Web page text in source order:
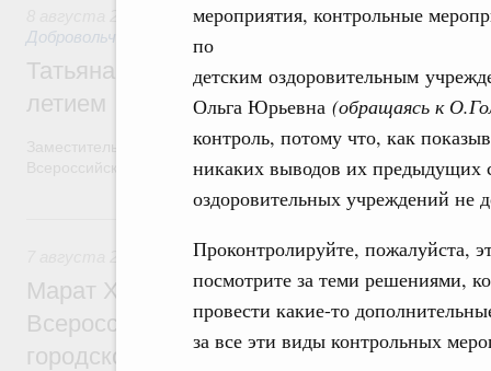
мероприятия, контрольные
по
детским оздоровительным
Ольга Юрьевна (обращаясь к
контроль, потому что, как
никаких выводов их предыдущих
оздоровительных учреждений не
Проконтролируйте, пожалуйста,
посмотрите за теми решениями,
провести какие-то
за все эти виды контрольных
Социальные инновации. Некоммерческие
Добровольчество и волонтёрство. Благотворительность
Татьяна Голикова поздравила
летием
Заместитель Председателя Правительства Татьяна Голикова
Всероссийского общественного движения «Волонтёры-
Экономика городов. Городская среда
Марат Хуснуллин провёл заседание
Всероссийского конкурса лучших
городской среды